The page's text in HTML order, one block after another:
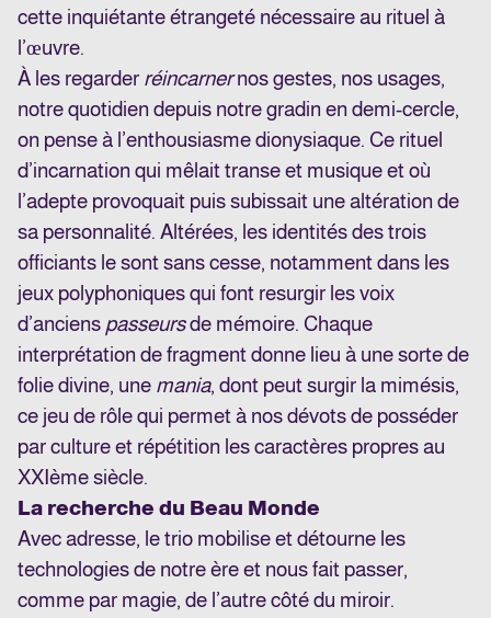
cette inquiétante étrangeté nécessaire au rituel à
l’œuvre.
À les regarder réincarnernos gestes, nos usages,
notre quotidien depuis notre gradin en demi-cercle,
on pense à l’enthousiasme dionysiaque. Ce rituel
d’incarnation qui mêlait transe et musique et où
l’adepte provoquait puis subissait une altération de
sa personnalité. Altérées, les identités des trois
officiants le sont sans cesse, notamment dans les
jeux polyphoniques qui font resurgir les voix
d’anciens passeursde mémoire. Chaque
interprétation de fragment donne lieu à une sorte de
folie divine, une mania, dont peut surgir la mimésis,
ce jeu de rôle qui permet à nos dévots de posséder
par culture et répétition les caractères propres au
XXIème siècle.
La recherche du Beau Monde
Avec adresse, le trio mobilise et détourne les
technologies de notre ère et nous fait passer,
comme par magie, de l’autre côté du miroir.